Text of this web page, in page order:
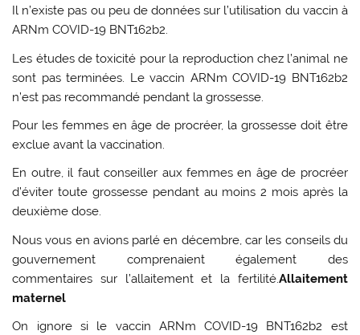
Il n’existe pas ou peu de données sur l’utilisation du vaccin à
ARNm COVID-19 BNT162b2.
Les études de toxicité pour la reproduction chez l’animal ne
sont pas terminées. Le vaccin ARNm COVID-19 BNT162b2
n’est pas recommandé pendant la grossesse.
Pour les femmes en âge de procréer, la grossesse doit être
exclue avant la vaccination.
En outre, il faut conseiller aux femmes en âge de procréer
d’éviter toute grossesse pendant au moins 2 mois après la
deuxième dose.
Nous vous en avions parlé en décembre, car les conseils du
gouvernement comprenaient également des
commentaires sur l’allaitement et la fertilité.Allaitement
maternel
On ignore si le vaccin ARNm COVID-19 BNT162b2 est